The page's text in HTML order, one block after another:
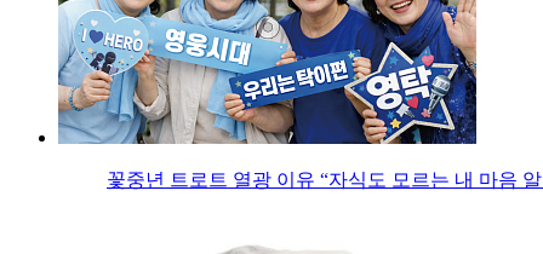
꽃중년 트로트 열광 이유 “자식도 모르는 내 마음